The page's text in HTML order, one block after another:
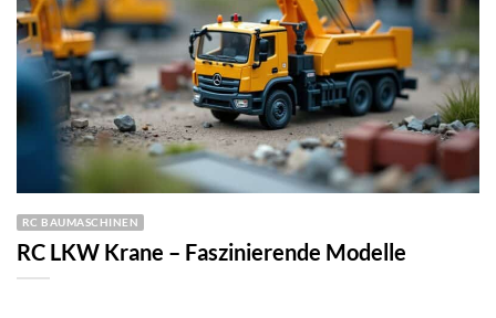
RC BAUMASCHINEN
RC LKW Krane – Faszinierende Modelle